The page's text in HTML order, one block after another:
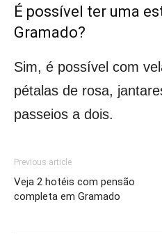
É possível ter uma
Gramado?
Sim, é possível com
pétalas de rosa,
passeios a dois.
Previous article
Veja 2 hotéis com pensão
completa em Gramado